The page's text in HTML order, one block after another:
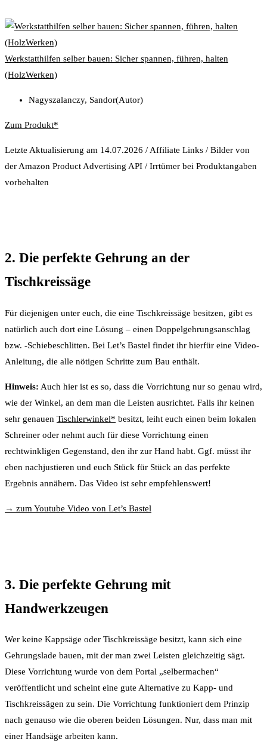
Werkstatthilfen selber bauen: Sicher spannen, führen, halten
(HolzWerken)
Nagyszalanczy, Sandor(Autor)
Zum Produkt*
Letzte Aktualisierung am 14.07.2026 / Affiliate Links / Bilder von
der Amazon Product Advertising API / Irrtümer bei Produktangaben
vorbehalten
2. Die perfekte Gehrung an der
Tischkreissäge
Für diejenigen unter euch, die eine Tischkreissäge besitzen, gibt es
natürlich auch dort eine Lösung – einen Doppelgehrungsanschlag
bzw. -Schiebeschlitten. Bei Let’s Bastel findet ihr hierfür eine Video-
Anleitung, die alle nötigen Schritte zum Bau enthält.
Hinweis: Auch hier ist es so, dass die Vorrichtung nur so genau wird,
wie der Winkel, an dem man die Leisten ausrichtet. Falls ihr keinen
sehr genauen Tischlerwinkel* besitzt, leiht euch einen beim lokalen
Schreiner oder nehmt auch für diese Vorrichtung einen
rechtwinkligen Gegenstand, den ihr zur Hand habt. Ggf. müsst ihr
eben nachjustieren und euch Stück für Stück an das perfekte
Ergebnis annähern. Das Video ist sehr empfehlenswert!
→ zum Youtube Video von Let’s Bastel
3. Die perfekte Gehrung mit
Handwerkzeugen
Wer keine Kappsäge oder Tischkreissäge besitzt, kann sich eine
Gehrungslade bauen, mit der man zwei Leisten gleichzeitig sägt.
Diese Vorrichtung wurde von dem Portal „selbermachen“
veröffentlicht und scheint eine gute Alternative zu Kapp- und
Tischkreissägen zu sein. Die Vorrichtung funktioniert dem Prinzip
nach genauso wie die oberen beiden Lösungen. Nur, dass man mit
einer Handsäge arbeiten kann.